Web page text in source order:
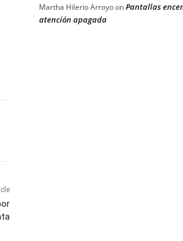
Martha Hilerio ArroyoonPantallas
atención apagada